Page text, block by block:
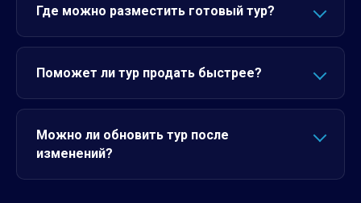
Где можно разместить готовый тур?
Поможет ли тур продать быстрее?
Можно ли обновить тур после
изменений?